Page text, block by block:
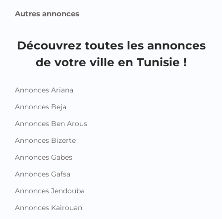
Autres annonces
Découvrez toutes les annonces
de votre ville en Tunisie !
Annonces Ariana
Annonces Beja
Annonces Ben Arous
Annonces Bizerte
Annonces Gabes
Annonces Gafsa
Annonces Jendouba
Annonces Kairouan